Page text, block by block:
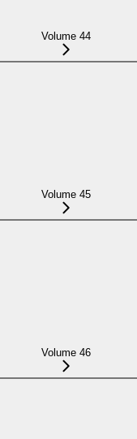
Volume 44
Volume 45
Volume 46